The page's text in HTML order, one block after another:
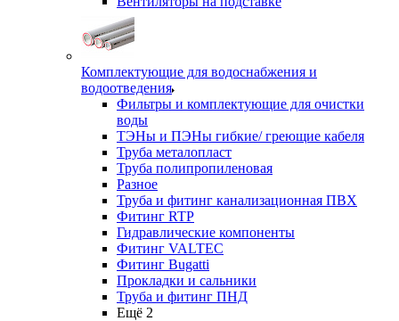
Комплектующие для водоснабжения и
водоотведения
Фильтры и комплектующие для очистки
воды
ТЭНы и ПЭНы гибкие/ греющие кабеля
Труба металопласт
Труба полипропиленовая
Разное
Труба и фитинг канализационная ПВХ
Фитинг RTP
Гидравлические компоненты
Фитинг VALTEC
Фитинг Bugatti
Прокладки и сальники
Труба и фитинг ПНД
Ещё 2